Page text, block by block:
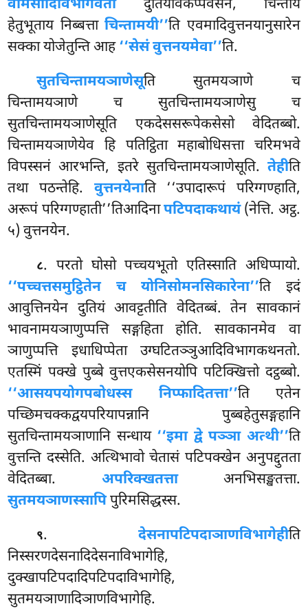
वीमंसादिविभागवतीदुतियविकप्पवसेन, चिन्ताय
हेतुभूताय निब्बत्ताचिन्तामयी’’ति एवमादिवुत्तनयानुसारेन
सक्का योजेतुन्ति आह‘‘सेसं वुत्तनयमेवा’’ति.
सुतचिन्तामयञाणेसूति सुतमयञाणे च
चिन्तामयञाणे च सुतचिन्तामयञाणेसु च
सुतचिन्तामयञाणेसूति एकदेससरूपेकसेसो वेदितब्बो.
चिन्तामयञाणेयेव हि पतिट्ठिता महाबोधिसत्ता चरिमभवे
विपस्सनं आरभन्ति, इतरे सुतचिन्तामयञाणेसूति. तेहीति
तथा पठन्तेहि. वुत्तनयेनाति ‘‘उपादारूपं परिग्गण्हाति,
अरूपं परिग्गण्हाती’’तिआदिनापटिपदाकथायं(नेत्ति. अट्ठ.
५) वुत्तनयेन.
८. परतो घोसो पच्चयभूतो एतिस्साति अधिप्पायो.
‘‘पच्चत्तसमुट्ठितेन च योनिसोमनसिकारेना’’ति इदं
आवुत्तिनयेन दुतियं आवट्टतीति वेदितब्बं. तेन सावकानं
भावनामयञाणुप्पत्ति सङ्गहिता होति. सावकानमेव वा
ञाणुप्पत्ति इधाधिप्पेता उग्घटितञ्ञुआदिविभागकथनतो.
एतस्मिं पक्खे पुब्बे वुत्तएकसेसनयोपि पटिक्खित्तो दट्ठब्बो.
‘‘आसयपयोगपबोधस्स निप्फादितत्ता’’ति एतेन
पच्छिमचक्कद्वयपरियापन्नानि पुब्बहेतुसङ्गहानि
सुतचिन्तामयञाणानि सन्धाय ‘‘इमा द्वे पञ्ञा अत्थी’’ति
वुत्तन्ति दस्सेति. अत्थिभावो चेतासं पटिपक्खेन अनुपद्दुतता
वेदितब्बा. अपरिक्खतत्ताअनभिसङ्खतत्ता.
सुतमयञाणस्सापिपुरिमसिद्धस्स.
९. देसनापटिपदाञाणविभागेहीति
निस्सरणदेसनादिदेसनाविभागेहि,
दुक्खापटिपदादिपटिपदाविभागेहि,
सुतमयञाणादिञाणविभागेहि.